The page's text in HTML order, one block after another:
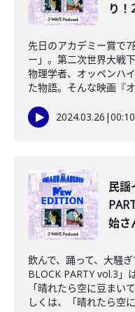
り
先日のアカデミー賞で
ー」。第二次世界大戦
物理学者、オッペンハ
た物語。そんな映画『
2024.03.26 |
民謡
始さ
飲んで、踊って、大騒
BLOCK PARTY vol.3」
「晴れたら空に豆まい
しくは、「晴れたら空